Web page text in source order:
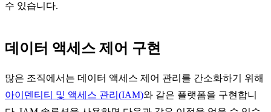
수 있습니다.
데이터 액세스 제어 구현
많은 조직에서는 데이터 액세스 제어 관리를 간소화하기 위해
아이덴티티 및 액세스 관리(IAM)와 같은 플랫폼을 구현합니